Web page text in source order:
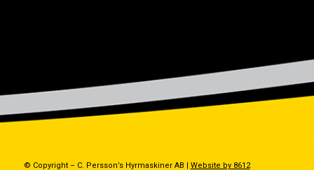
© Copyright – C. Persson’s Hyrmaskiner AB | Website by 8612